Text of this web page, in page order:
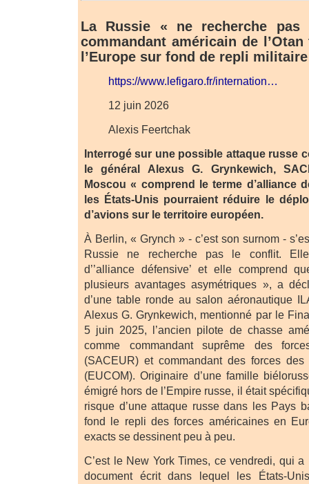
La Russie « ne recherche
commandant américain de
l’Europe sur fond de repli
https://www.lefigaro.fr/internation…
12 juin 2026
Alexis Feertchak
Interrogé sur une possible attaque russe
le général Alexus G. Grynkewich,
Moscou « comprend le terme d’alliance
les États-Unis pourraient réduire le
d’avions sur le territoire européen.
À Berlin, « Grynch » - c’est son surnom -
Russie ne recherche pas le conflit.
d’’alliance défensive’ et elle comprend
plusieurs avantages asymétriques », a
d’une table ronde au salon aéronautique
Alexus G. Grynkewich, mentionné par le
5 juin 2025, l’ancien pilote de chasse
comme commandant suprême des
(SACEUR) et commandant des forces
(EUCOM). Originaire d’une famille
émigré hors de l’Empire russe, il était
risque d’une attaque russe dans les Pays
fond le repli des forces américaines en
exacts se dessinent peu à peu.
C’est le New York Times, ce vendredi, qui a
document écrit dans lequel les États-